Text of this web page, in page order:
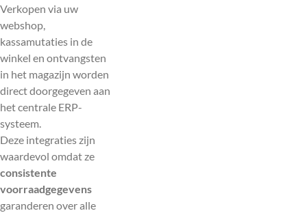
Verkopen via uw
webshop,
kassamutaties in de
winkel en ontvangsten
in het magazijn worden
direct doorgegeven aan
het centrale ERP-
systeem.
Deze integraties zijn
waardevol omdat ze
consistente
voorraadgegevens
garanderen over alle